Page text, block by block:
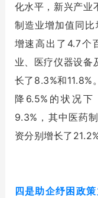
化水平，新兴产业
制造业增加值同
增速高出了4.7个
业、医疗仪器设备
长了8.3%和11.8%
降6.5%的状况
9.3%，其中医药
资分别增长了
四是助企纾困政